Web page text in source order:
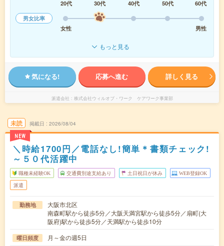
20代 30代 40代 50代
60代
男女比率
女性
男性
もっと見る
気になる! 応募へ進む 詳しく見る
派遣会社 株式会社ウィルオブ・ワーク ケアワーク事業部
未読
NEW
掲載日 2026/08/04
＼時給1700円／電話なし!簡単＊書類チェック!
～５０代活躍中
職種未経験OK 交通費別途支給あり 土日祝日が休み WEB登録OK
派遣
勤務地
大阪市北区
南森町駅から徒歩5分／大阪天満宮駅から徒歩5分／扇町(大
阪府)駅から徒歩5分／天満駅から徒歩10分
曜日頻度 月～金の週5日